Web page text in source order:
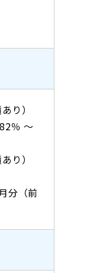
り）
％ 〜
り）
分（前